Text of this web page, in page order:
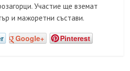
Участие ще вземат
и мажоретни състави.
Google+ Pinterest